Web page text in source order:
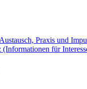
Praxis und
für